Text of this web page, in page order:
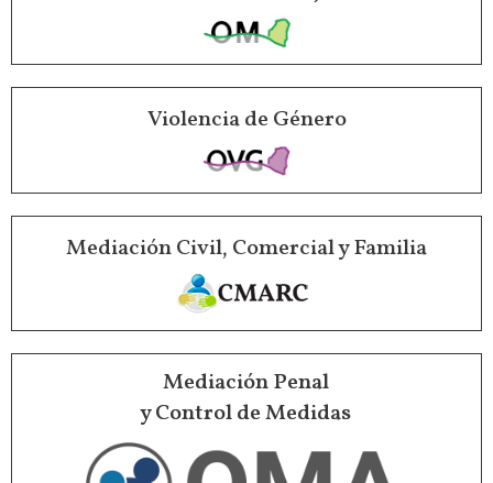
Violencia de Género
Mediación Civil, Comercial y Familia
Mediación Penal
y Control de Medidas